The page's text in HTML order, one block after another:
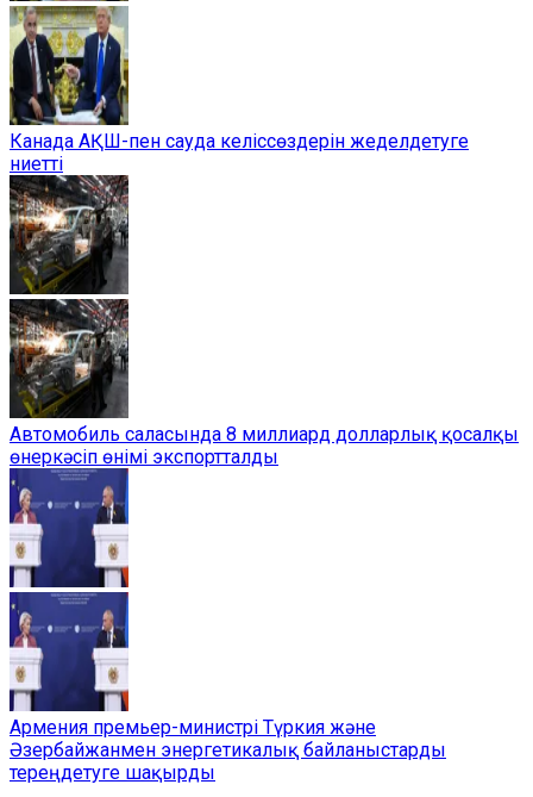
Канада АҚШ-пен сауда келіссөздерін жеделдетуге
ниетті
Автомобиль саласында 8 миллиард долларлық қосалқы
өнеркәсіп өнімі экспортталды
Армения премьер-министрі Түркия және
Әзербайжанмен энергетикалық байланыстарды
тереңдетуге шақырды